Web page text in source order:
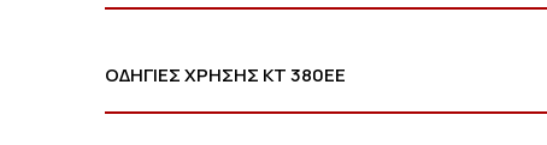
ΟΔΗΓΙΕΣ ΧΡΗΣΗΣ ΚΤ 380ΕΕ